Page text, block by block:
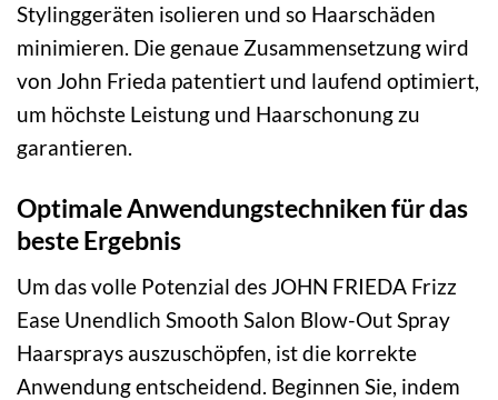
Stylinggeräten isolieren und so Haarschäden
minimieren. Die genaue Zusammensetzung wird
von John Frieda patentiert und laufend optimiert,
um höchste Leistung und Haarschonung zu
garantieren.
Optimale Anwendungstechniken für das
beste Ergebnis
Um das volle Potenzial des JOHN FRIEDA Frizz
Ease Unendlich Smooth Salon Blow-Out Spray
Haarsprays auszuschöpfen, ist die korrekte
Anwendung entscheidend. Beginnen Sie, indem